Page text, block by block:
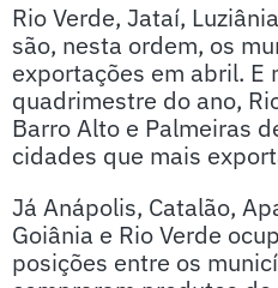
Rio Verde, Jataí,
são, nesta ordem, os
exportações em abril. E
quadrimestre do ano,
Barro Alto e Palmeiras
cidades que mais
Já Anápolis, Catalão,
Goiânia e Rio Verde
posições entre os